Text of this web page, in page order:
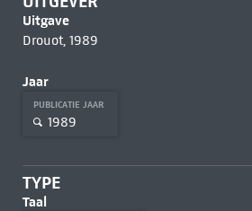
Uitgave
Drouot, 1989
Jaar
PUBLICATIE JAAR
1989
TYPE
Taal